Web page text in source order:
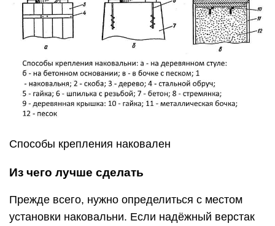
Способы крепления наковален
Из чего лучше сделать
Прежде всего, нужно определиться с местом
установки наковальни. Если надёжный верстак